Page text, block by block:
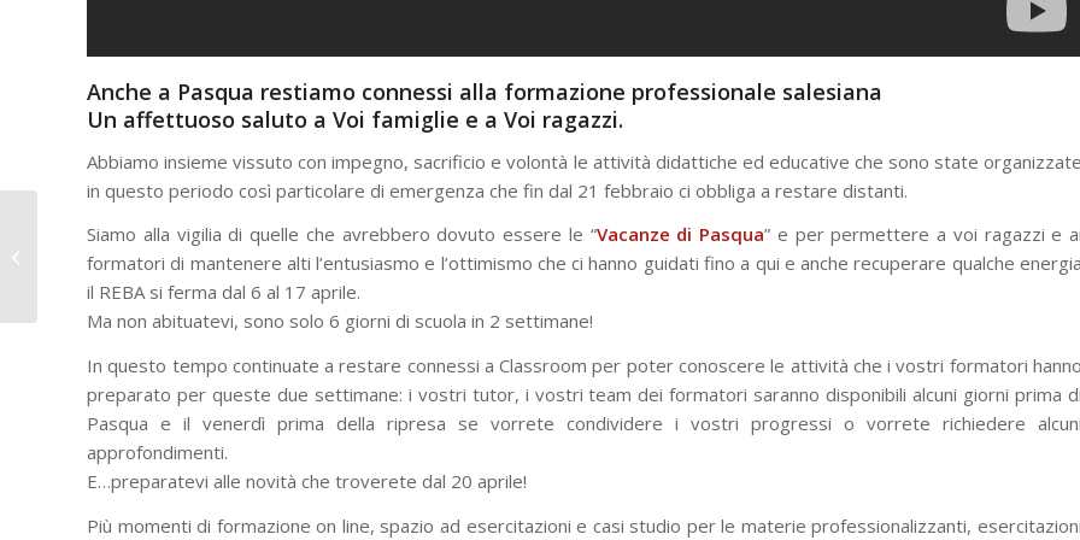
Anche a Pasqua restiamo connessi alla formazione professionale salesiana
Un affettuoso saluto a Voi famiglie e a Voi ragazzi.
Abbiamo insieme vissuto con impegno, sacrificio e volontà le attività didattiche ed educative che sono state organizzate
in questo periodo così particolare di emergenza che fin dal 21 febbraio ci obbliga a restare distanti.
Siamo alla vigilia di quelle che avrebbero dovuto essere le “Vacanze di Pasqua” e per permettere a voi ragazzi e ai
formatori di mantenere alti l’entusiasmo e l’ottimismo che ci hanno guidati fino a qui e anche recuperare qualche energia
il REBA si ferma dal 6 al 17 aprile.
Ma non abituatevi, sono solo 6 giorni di scuola in 2 settimane!
In questo tempo continuate a restare connessi a Classroom per poter conoscere le attività che i vostri formatori hanno
preparato per queste due settimane: i vostri tutor, i vostri team dei formatori saranno disponibili alcuni giorni prima di
Pasqua e il venerdì prima della ripresa se vorrete condividere i vostri progressi o vorrete richiedere alcuni
approfondimenti.
E…preparatevi alle novità che troverete dal 20 aprile!
Più momenti di formazione on line, spazio ad esercitazioni e casi studio per le materie professionalizzanti, esercitazioni
casa con Ulisse. Un
giovane prof narra il
viaggio